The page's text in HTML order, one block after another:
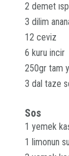
2 demet
3 dilim
12 ceviz
6 kuru incir
250gr tam
3 dal taze
Sos
1 yemek
1 limonun